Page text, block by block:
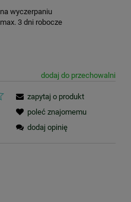
na wyczerpaniu
max. 3 dni robocze
dodaj do przechowalni
zapytaj o produkt
poleć znajomemu
dodaj opinię